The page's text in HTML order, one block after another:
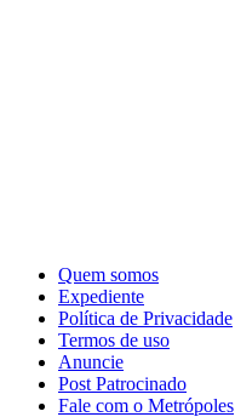
Quem somos
Expediente
Política de Privacidade
Termos de uso
Anuncie
Post Patrocinado
Fale com o Metrópoles